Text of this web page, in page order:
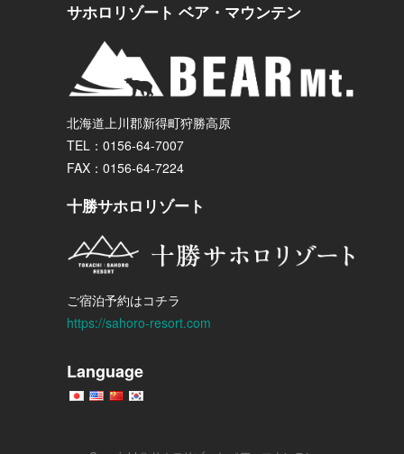
サホロリゾート ベア・マウンテン
北海道上川郡新得町狩勝高原
TEL：0156-64-7007
FAX：0156-64-7224
十勝サホロリゾート
ご宿泊予約はコチラ
https://sahoro-resort.com
Language